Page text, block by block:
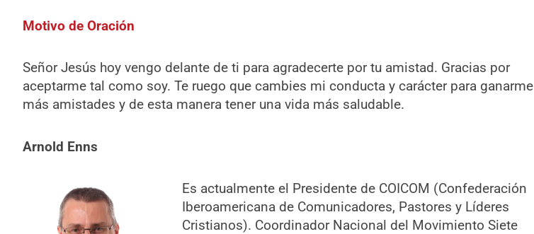
Motivo de Oración
Señor Jesús hoy vengo delante de ti para agradecerte por tu amistad. Gracias por
aceptarme tal como soy. Te ruego que cambies mi conducta y carácter para ganarme
más amistades y de esta manera tener una vida más saludable.
Arnold Enns
Es actualmente el Presidente de COICOM (Confederación
Iberoamericana de Comunicadores, Pastores y Líderes
Cristianos). Coordinador Nacional del Movimiento Siete